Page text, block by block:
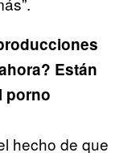
Están
porno
hecho de que